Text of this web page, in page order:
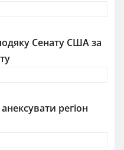
Сенату США за
регіон